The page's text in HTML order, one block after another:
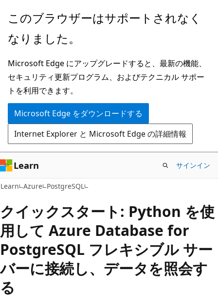
メ
ン
ン
テ
ン
ツ
に
ス
キ
ッ
プ
このブラウザーはサポートされなく
なりました。
Microsoft Edge にアップグレードすると、最新の機能、
セキュリティ更新プログラム、およびテクニカル サポー
トを利用できます。
Microsoft Edge をダウンロードする
Internet Explorer と Microsoft Edge の詳細情報
Learn サインイン
Learn Azure PostgreSQL
クイックスタート: Python を使
用して Azure Database for
PostgreSQL フレキシブル サー
バーに接続し、データを照会す
る